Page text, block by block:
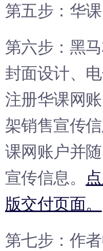
第五步：华
第六步：黑
封面设计、
注册华课网
架销售宣传
课网账户并
宣传信息。
版交付页面。
第七步：作